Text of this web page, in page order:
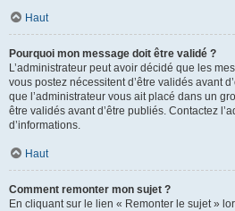
Haut
Pourquoi mon message doit être validé ?
L’administrateur peut avoir décidé que les
vous postez nécessitent d’être validés avant
que l’administrateur vous ait placé dans un
être validés avant d’être publiés. Contactez
d’informations.
Haut
Comment remonter mon sujet ?
En cliquant sur le lien « Remonter le sujet »